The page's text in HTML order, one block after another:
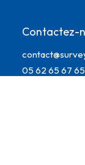
Contactez-
05 62 65 67 65